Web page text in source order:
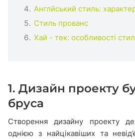
Англйський стиль:
Стиль прованс
Хай - тек: особливості
1. Дизайн проекту
бруса
Створення дизайну проекту
однією з найцікавіших та